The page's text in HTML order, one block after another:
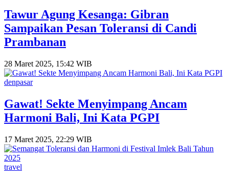
Tawur Agung Kesanga: Gibran
Sampaikan Pesan Toleransi di Candi
Prambanan
28 Maret 2025, 15:42 WIB
denpasar
Gawat! Sekte Menyimpang Ancam
Harmoni Bali, Ini Kata PGPI
17 Maret 2025, 22:29 WIB
travel